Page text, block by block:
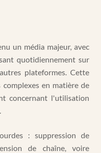
un média majeur, avec
quotidiennement sur
plateformes. Cette
en matière de
concernant l'utilisation
: suppression de
de chaîne, voire